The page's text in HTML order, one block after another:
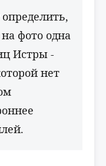
фото одна
Истры -
нет